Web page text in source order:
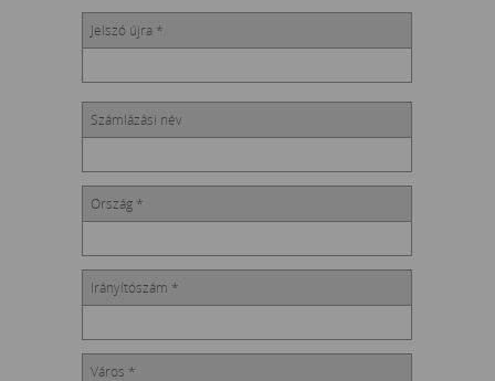
Jelszó újra *
Számlázási név
Ország *
Irányítószám *
Város *